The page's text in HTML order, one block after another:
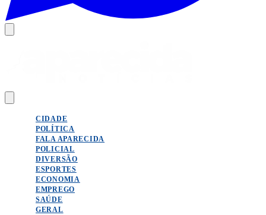
CIDADE
POLÍTICA
FALA APARECIDA
POLICIAL
DIVERSÃO
ESPORTES
ECONOMIA
EMPREGO
SAÚDE
GERAL